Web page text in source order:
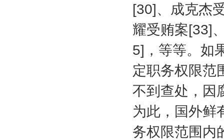
[30]、成克杰
耀受贿案[33]
5] ，等等。如
定职务权限范
不到查处，因
为此，国外鲜
务权限范围内